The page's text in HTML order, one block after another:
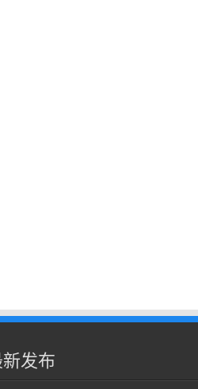
发布